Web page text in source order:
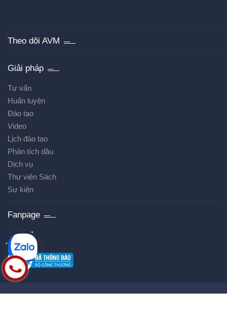
Theo dõi AVM
Giải pháp
Tư vấn
Huấn luyện
Đào tạo
Video
Lịch đào tạo
Phân tích dầu
Dịch vụ
Thư viện Sách
Sự kiện
Fanpage